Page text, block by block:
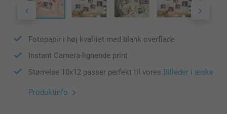
Fotopapir i høj kvalitet med blank overflade
Instant Camera-lignende print
Størrelse 10x12 passer perfekt til vores Billeder i æske
Produktinfo